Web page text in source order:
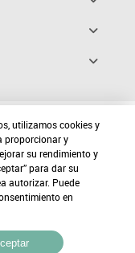
utilizamos cookies y
proporcionar y
su rendimiento y
para dar su
autorizar. Puede
en